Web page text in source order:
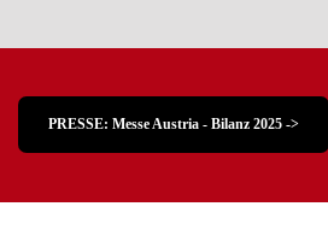
PRESSE: Messe Austria - Bilanz 2025 ->